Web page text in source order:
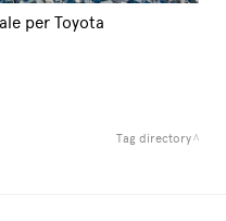
per Toyota
Tag directory